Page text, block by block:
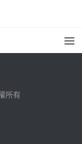
所有